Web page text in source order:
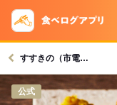
すすきの（市電）駅グルメへ
公式
戻る
ク